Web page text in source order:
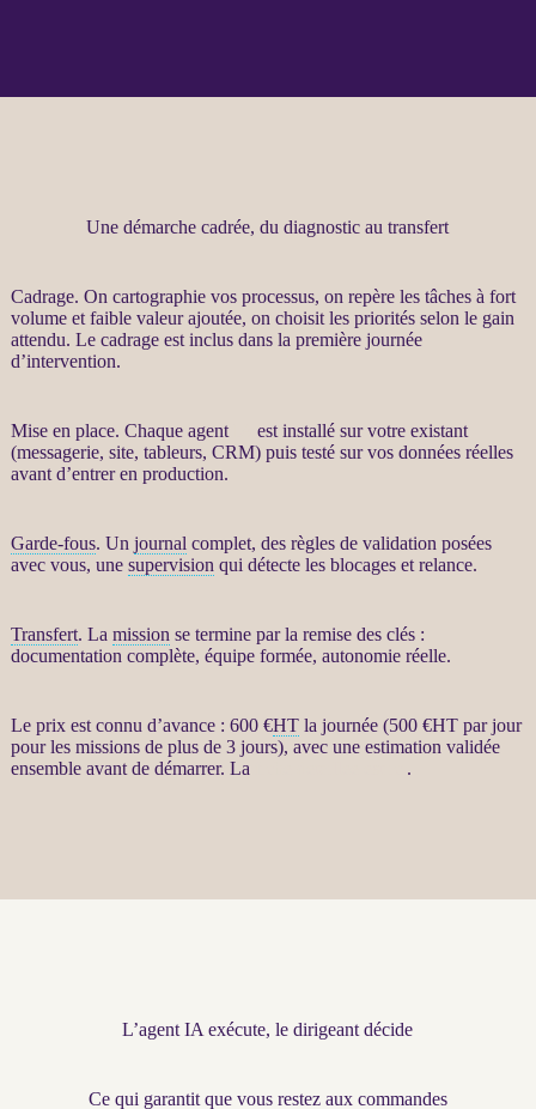
Une démarche cadrée, du diagnostic au transfert
Cadrage. On cartographie vos processus, on repère les tâches à fort
volume et faible valeur ajoutée, on choisit les priorités selon le gain
attendu. Le cadrageest inclus dans la première journée
d’intervention.
Mise en place. Chaque agent
est installé sur votre existant
(messagerie, site, tableurs, CRM) puis testé sur vos donnéesréelles
avant d’entrer en production.
Garde-fous. Un journal complet, des règles de validation posées
avec vous, une supervision qui détecte les blocages et relance.
Transfert. La mission se termine par la remise des clés :
documentation complète, équipe formée, autonomie réelle.
Le prix est connu d’avance : 600 €HTla journée (500 €HTpar jour
pour les missionsde plus de 3 jours), avec une estimation validée
ensemble avant de démarrer. La
.
L’agent IA exécute, le dirigeant décide
Ce qui garantit que vous restez aux commandes